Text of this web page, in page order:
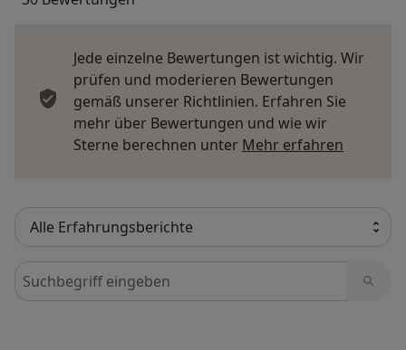
Jede einzelne Bewertungen ist wichtig. Wir
prüfen und moderieren Bewertungen
gemäß unserer Richtlinien. Erfahren Sie
mehr über Bewertungen und wie wir
Sterne berechnen unter Mehr erfahren
Bewertungen durchsuchen